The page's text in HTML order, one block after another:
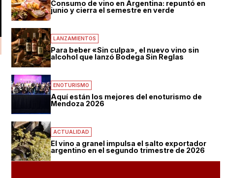
Consumo de vino en Argentina: repuntó en
junio y cierra el semestre en verde
LANZAMIENTOS
Para beber «Sin culpa», el nuevo vino sin
alcohol que lanzó Bodega Sin Reglas
ENOTURISMO
Aquí están los mejores del enoturismo de
Mendoza 2026
ACTUALIDAD
El vino a granel impulsa el salto exportador
argentino en el segundo trimestre de 2026